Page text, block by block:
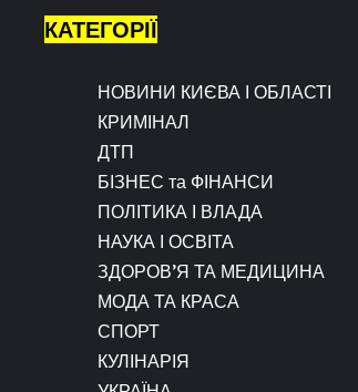
КАТЕГОРІЇ
НОВИНИ КИЄВА І ОБЛАСТІ
КРИМІНАЛ
ДТП
БІЗНЕС та ФІНАНСИ
ПОЛІТИКА І ВЛАДА
НАУКА І ОСВІТА
ЗДОРОВ’Я ТА МЕДИЦИНА
МОДА ТА КРАСА
СПОРТ
КУЛІНАРІЯ